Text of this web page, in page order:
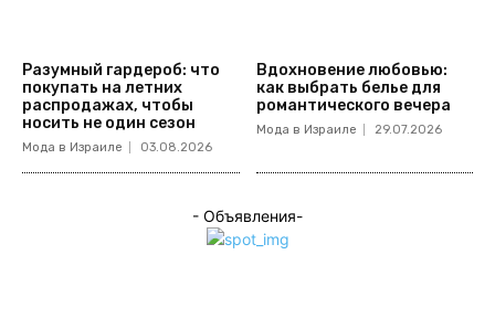
Разумный гардероб: что
покупать на летних
распродажах, чтобы
носить не один сезон
Мода в Израиле 03.08.2026
Вдохновение любовью:
как выбрать белье для
романтического вечера
Мода в Израиле 29.07.2026
- Объявления-